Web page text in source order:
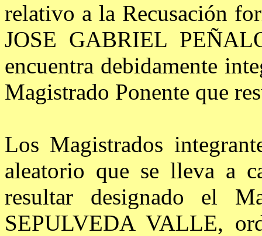
relativo a la Recusación
JOSE GABRIEL
encuentra debidamente
Magistrado Ponente que
Los Magistrados
aleatorio que se lleva a
resultar designado el
SEPULVEDA VALLE,